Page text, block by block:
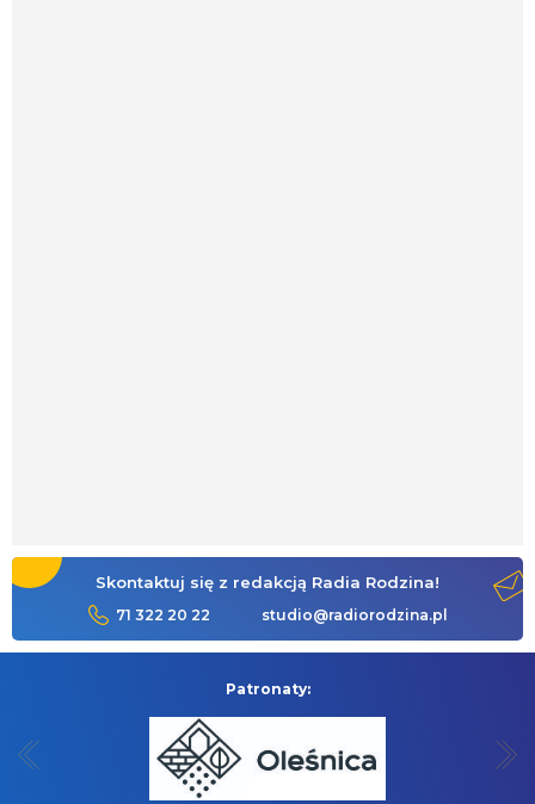
Skontaktuj się z redakcją Radia Rodzina!
71 322 20 22 studio@radiorodzina.pl
Patronaty: